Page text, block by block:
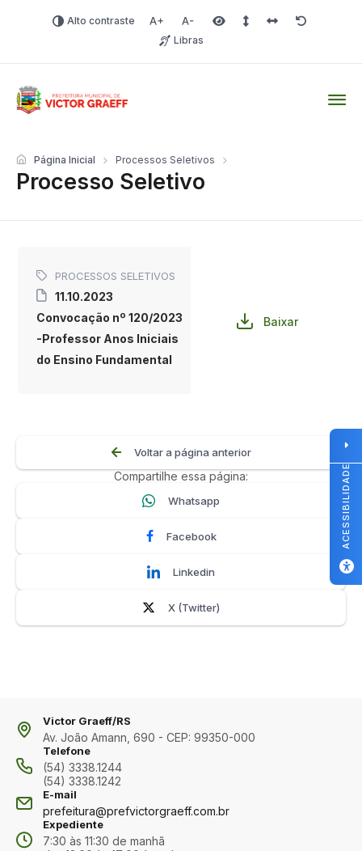
Alto contraste Aumentar fonte
Diminuir fonteÁrea selecionada
Espaçamento de linha
Espaço dos
Redefinir
Libras
Processo Seletivo
Página Inicial Processos Seletivos
PROCESSOS SELETIVOS
11.10.2023
Convocação nº 120/2023
-Professor Anos Iniciais
do Ensino Fundamental
Baixar
Voltar a página anterior
Compartilhe essa página:
Whatsapp
Facebook
Linkedin
X (Twitter)
Victor Graeff/RS
Av. João Amann, 690 - CEP: 99350-000
Telefone
(54) 3338.1244
(54) 3338.1242
E-mail
prefeitura@prefvictorgraeff.com.br
Expediente
7:30 às 11:30 de manhã
ACESSIBILIDADE